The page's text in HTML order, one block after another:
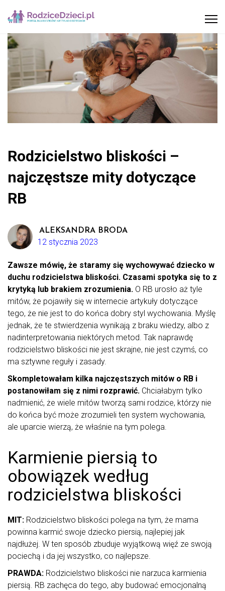
Rodzicielstwo bliskości –
najczęstsze mity dotyczące
RB
ALEKSANDRA BRODA
12 stycznia 2023
Zawsze mówię, że staramy się wychowywać dziecko w
duchu rodzicielstwa bliskości. Czasami spotyka się to z
krytyką lub brakiem zrozumienia. O RB urosło aż tyle
mitów, że pojawiły się w internecie artykuły dotyczące
tego, że nie jest to do końca dobry styl wychowania. Myślę
jednak, że te stwierdzenia wynikają z braku wiedzy, albo z
nadinterpretowania niektórych metod. Tak naprawdę
rodzicielstwo bliskości nie jest skrajne, nie jest czymś, co
ma sztywne reguły i zasady.
Skompletowałam kilka najczęstszych mitów o RB i
postanowiłam się z nimi rozprawić. Chciałabym tylko
nadmienić, że wiele mitów tworzą sami rodzice, którzy nie
do końca być może zrozumieli ten system wychowania,
ale uparcie wierzą, że właśnie na tym polega.
Karmienie piersią to
obowiązek według
rodzicielstwa bliskości
MIT: Rodzicielstwo bliskości polega na tym, że mama
powinna karmić swoje dziecko piersią, najlepiej jak
najdłużej. W ten sposób zbuduje wyjątkową więź ze swoją
pociechą i da jej wszystko, co najlepsze.
PRAWDA: Rodzicielstwo bliskości nie narzuca karmienia
piersią. RB zachęca do tego, aby budować emocjonalną